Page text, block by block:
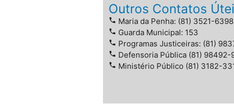
Outros Contatos
phone Maria da Penha: (81) 3521-6398
phone Guarda Municipal: 153
phone Programas Justiceiras: (81)
phone Defensoria Pública (81)
phone Ministério Público (81) 3182-